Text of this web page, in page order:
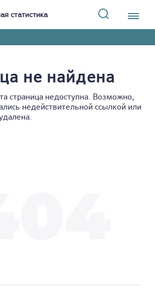
статистика
не найдена
страница недоступна. Возможно,
недействительной ссылкой или